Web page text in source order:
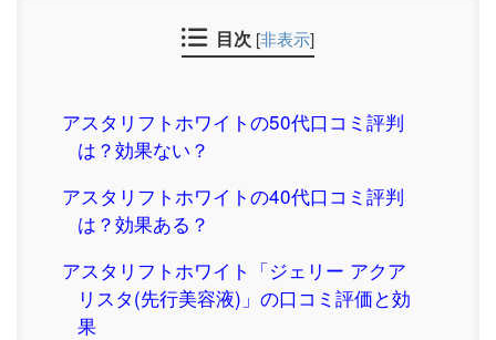
目次 [非表示]
アスタリフトホワイトの50代口コミ評判
は？効果ない？
アスタリフトホワイトの40代口コミ評判
は？効果ある？
アスタリフトホワイト「ジェリー アクア
リスタ(先行美容液)」の口コミ評価と効
果